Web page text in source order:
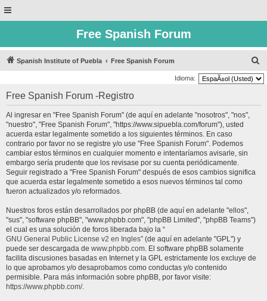
Free Spanish Forum
Spanish Institute of Puebla Free Spanish Forum
u
Idioma:
Free Spanish Forum -Registro
Al ingresar en "Free Spanish Forum" (de aquí en adelante "nosotros", "nos",
"nuestro", "Free Spanish Forum", "https://www.sipuebla.com/forum"), usted
acuerda estar legalmente sometido a los siguientes términos. En caso
contrario por favor no se registre y/o use "Free Spanish Forum". Podemos
cambiar estos términos en cualquier momento e intentaríamos avisarle, sin
embargo sería prudente que los revisase por su cuenta periódicamente.
Seguir registrado a "Free Spanish Forum" después de esos cambios significa
que acuerda estar legalmente sometido a esos nuevos términos tal como
fueron actualizados y/o reformados.
Nuestros foros están desarrollados por phpBB (de aquí en adelante "ellos",
"sus", "software phpBB", "www.phpbb.com", "phpBB Limited", "phpBB Teams")
el cual es una solución de foros liberada bajo la “
GNU General Public License v2 en Ingles” (de aquí en adelante "GPL") y
puede ser descargada de www.phpbb.com. El software phpBB solamente
facilita discusiones basadas en Internet y la GPL estrictamente los excluye de
lo que aprobamos y/o desaprobamos como conductas y/o contenido
permisible. Para más información sobre phpBB, por favor visite:
https://www.phpbb.com/.